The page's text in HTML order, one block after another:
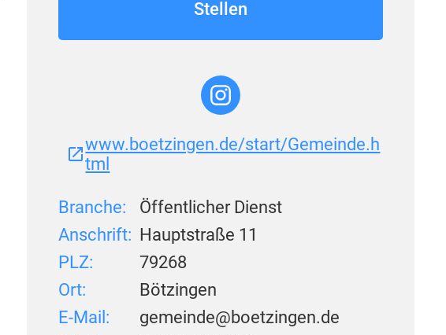
Stellen
www.boetzingen.de/start/Gemeinde.h
tml
Branche:
Öffentlicher Dienst
Anschrift: Hauptstraße 11
PLZ:
79268
Ort:
Bötzingen
E-Mail:
gemeinde@boetzingen.de